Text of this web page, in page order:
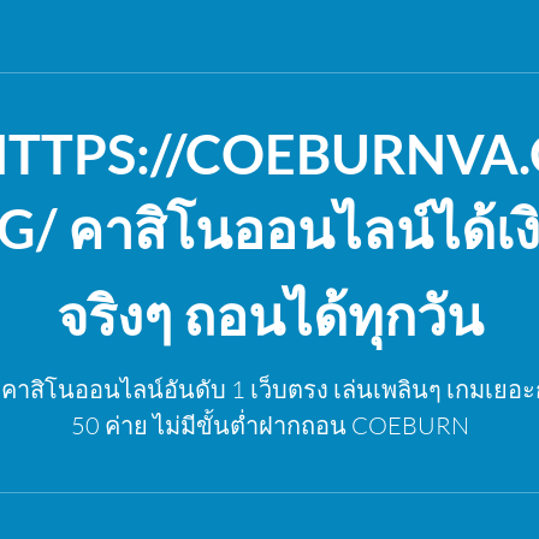
คาสิโนออนไลน์ได้เ
จริงๆ ถอนได้ทุกวัน
าสิโนออนไลน์อันดับ 1 เว็บตรง เล่นเพลินๆ เกมเยอ
50 ค่าย ไม่มีขั้นต่ำฝากถอน COEBURN